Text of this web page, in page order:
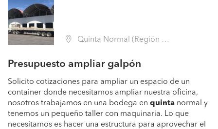
Quinta Normal (Región Metropolitana - Santiago)
Presupuesto ampliar galpón
Solicito cotizaciones para ampliar un espacio de un
container donde necesitamos ampliar nuestra oficina,
nosotros trabajamos en una bodega en quinta normal y
tenemos un pequeño taller con maquinaria. Lo que
necesitamos es hacer una estructura para aprovechar el